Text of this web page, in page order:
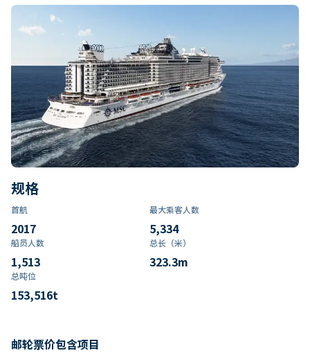
规格
首航
2017
最大乘客人数
5,334
船员人数
1,513
总长（米）
323.3m
总吨位
153,516t
邮轮票价包含项目